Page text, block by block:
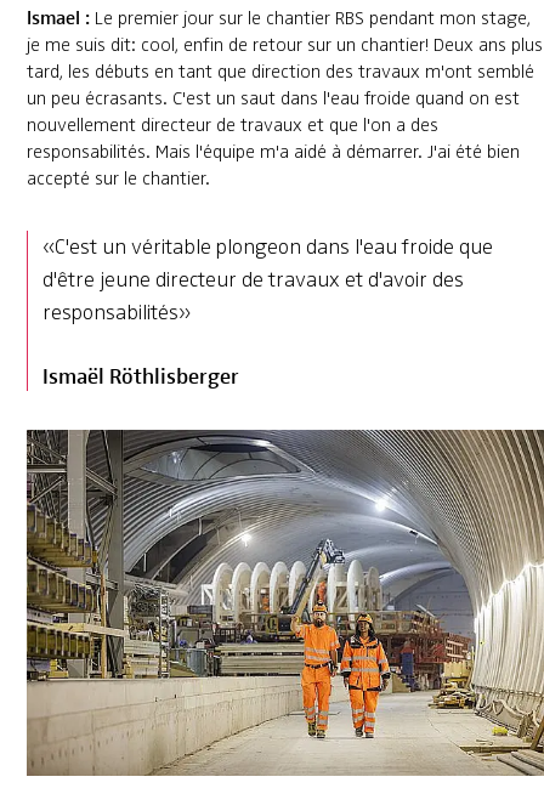
Ismael :Le premier jour sur le chantier RBS pendant mon stage,
je me suis dit: cool, enfin de retour sur un chantier! Deux ans plus
tard, les débuts en tant que direction des travaux m'ont semblé
un peu écrasants. C'est un saut dans l'eau froide quand on est
nouvellement directeur de travaux et que l'on a des
responsabilités. Mais l'équipe m'a aidé à démarrer. J'ai été bien
accepté sur le chantier.
«C'est un véritable plongeon dans l'eau froide que
d'être jeune directeur de travaux et d'avoir des
responsabilités»
Ismaël Röthlisberger